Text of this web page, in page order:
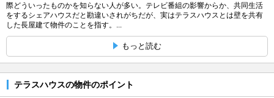
際どういったものかを知らない人が多い。テレビ番組の影響からか、共同生活
をするシェアハウスだと勘違いされがちだが、実はテラスハウスとは壁を共有
した長屋建て物件のことを指す。...
もっと読む
テラスハウスの物件のポイント